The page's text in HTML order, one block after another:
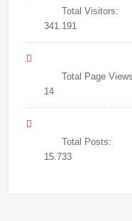
Total Visitors:
341.191
Total Page
14
Total Posts:
15.733